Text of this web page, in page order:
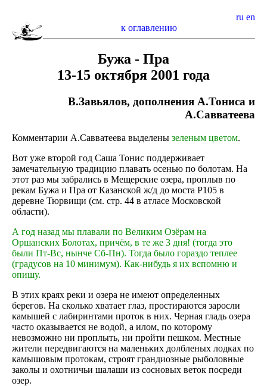
ru en
к оглавлению
Бужа - Пра
13-15 октября 2001 года
В.Завьялов, дополнения А.Тониса и
А.Савватеева
Комментарии А.Савватеева выделены зеленым цветом.
Вот уже второй год Саша Тонис поддерживает
замечательную традицию плавать осенью по болотам. На
этот раз мы забрались в Мещерские озера, проплыв по
рекам Бужа и Пра от Казанской ж/д до моста Р105 в
деревне Тюрвищи (см. стр. 44 в атласе Московской
области).
А год назад мы плавали по Великим Озёрам на
Оршанских Болотах, причём, в те же 3 дня! (тогда это
были Пт-Вс, нынче Сб-Пн). Тогда было гораздо теплее
(градусов на 10 минимум). Как-нибудь я их вспомню и
опишу.
В этих краях реки и озера не имеют определенных
берегов. На сколько хватает глаз, простираются заросли
камышей с лабиринтами проток в них. Черная гладь озера
часто оказывается не водой, а илом, по которому
невозможно ни проплыть, ни пройти пешком. Местные
жители передвигаются на маленьких долбленых лодках по
камышовым протокам, строят грандиозные рыболовные
заколы и охотничьи шалаши из сосновых веток посреди
озер.